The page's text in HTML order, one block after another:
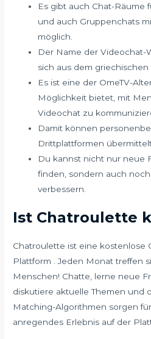
Es gibt auch Chat-Räume
und auch Gruppenchats
möglich.
Der Name der Videochat-
sich aus dem
Es ist eine der OmeTV-
Möglichkeit bietet, mit
Videochat zu
Damit können
Drittplattformen
Du kannst nicht nur neue
finden, sondern auch
verbessern.
Ist Chatroulette
Chatroulette ist eine kostenlose
Plattform . Jeden Monat treffen
Menschen! Chatte, lerne neue
diskutiere aktuelle Themen und
Matching-Algorithmen sorgen
anregendes Erlebnis auf der